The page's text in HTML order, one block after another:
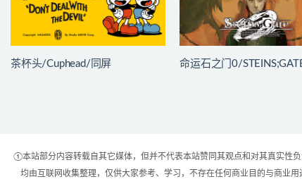
茶杯头/Cuphead/同屏 命运石之门0/
①本站部分内容转载自其它媒体，但并不代表本站赞同其观点和对其真实性
均由互联网收集整理，仅供大家参考、学习，不存在任何商业目的与商业